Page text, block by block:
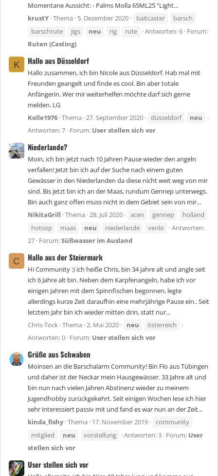
Momentane Aussicht: - Palms Molla 65ML25 "Light...
krustY Thema 5. Dezember 2020 baitcaster
barsch
barschrute
jigs neu rig rute Antworten: 6 Forum:
Ruten (Casting)
K Hallo aus Düsseldorf
Hallo zusammen, ich bin Nicole aus Düsseldorf. Hab mal mit
Freunden geangelt und finde es cool. Bin aber totale
Anfängerin. Wer mir weiterhelfen möchte darf sich gerne
melden. LG
Kolle1976 Thema 27. September 2020 düsseldorf
neu
Antworten: 7 Forum: User stellen sich vor
Niederlande?
Moin, ich bin jetzt nach 10 Jahren Pause wieder den angeln
verfallen! Jetzt bin ich auf der Suche nach einem guten
Gewässer in den Niederlanden da diese nicht weit weg von mir
sind. Bis jetzt bin ich an der Maas, rundum Gennep unterwegs.
Bin auch ganz offen muss nicht in dem Gebiet sein von mir...
NikitaGrill Thema 28. Juli 2020 acen gennep
holland
hotsop
maas neu niederlande venlo
Antworten:
27 Forum:Süßwasser im Ausland
C Hallo aus der Steiermark
Hi Community :) ich heiße Chris, bin 34 jahre alt und angle seit
ich 6 Jahre alt bin. Neben dem Karpfenangeln, habe ich vor
einigen Jahren mit dem Spinnfischen begonnen, legte
allerdings kurze Zeit daraufhin eine mehrjährige Pause ein.. Seit
letztem Jahr bin ich wieder mitten drin, statt nur...
Chris-Tock Thema 2. Mai 2020 neu
österreich
Antworten: 0 Forum: User stellen sich vor
Grüße aus Schwaben
Moinsen an die Barschalarm Community! Bin Flo aus Tübingen
und daher ist der Neckar mein Hausgewässer. 33 Jahre alt und
bin nun nach vielen Jahren Abstinenz wieder zu meinem
Jugendhobby zurückgekehrt. Seit einigen Wochen lese ich hier
sehr interessiert passiv mit und fand es war nun an der Zeit...
kinda_fishy Thema 17. November 2019
community
mitglied
neu vorstellung Antworten: 3 Forum: User
stellen sich vor
User stellen sich vor